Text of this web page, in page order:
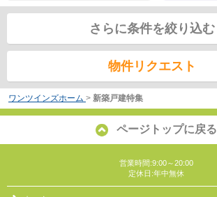
さらに条件を絞り込む
物件リクエスト
ワンツインズホーム > 新築戸建特集
ページトップに戻る
営業時間:9:00～20:00
定休日:年中無休